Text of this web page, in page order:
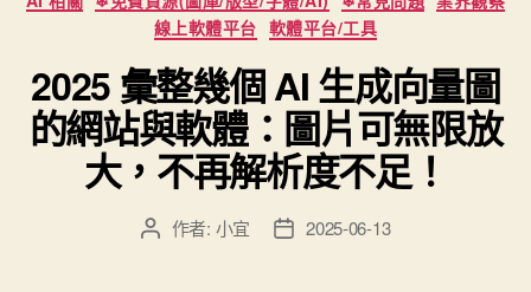
專
業
設
計
的
市
場”
類
線上軟體平台 軟體平台/工具
2025 彙整幾個 AI 生成向量圖
的網站與軟體：圖片可無限放
大，不再解析度不足！
文 作者: 小宜
文 2025-06-13